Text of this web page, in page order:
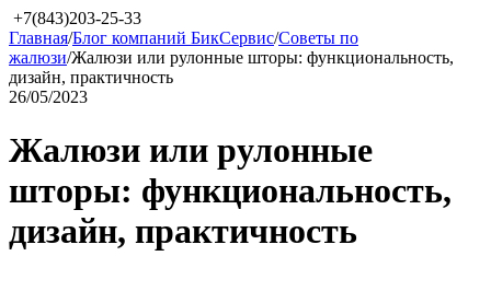
+7(843)203-25-33
Главная/Блог компаний БикСервис/Советы по
жалюзи/Жалюзи или рулонные шторы: функциональность,
дизайн, практичность
26/05/2023
Жалюзи или рулонные
шторы: функциональность,
дизайн, практичность